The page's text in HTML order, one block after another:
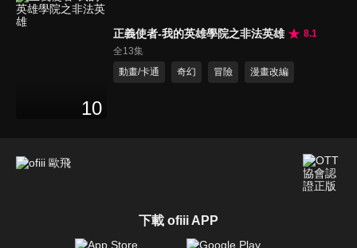
10
正義使者-我的英雄學院之非法英雄
8.1
全13集
動畫/卡通
奇幻 冒險 漫畫改編
下載 ofiii APP